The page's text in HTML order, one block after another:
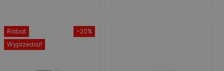
-20%
Rabat
Wyprzedaż!